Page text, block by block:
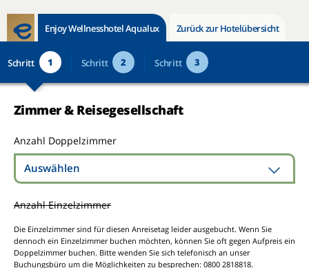
Enjoy Wellnesshotel Aqualux Zurück zur Hotelübersicht
Schritt 1 Schritt 2 Schritt 3
Zimmer & Reisegesellschaft
Anzahl Doppelzimmer
Auswählen
Anzahl Einzelzimmer
Die Einzelzimmer sind für diesen Anreisetag leider ausgebucht. Wenn Sie
dennoch ein Einzelzimmer buchen möchten, können Sie oft gegen Aufpreis ein
Doppelzimmer buchen. Bitte wenden Sie sich telefonisch an unser
Buchungsbüro um die Möglichkeiten zu besprechen: 0800 2818818.